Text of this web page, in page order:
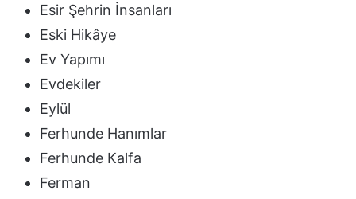
Esir Şehrin İnsanları
Eski Hikâye
Ev Yapımı
Evdekiler
Eylül
Ferhunde Hanımlar
Ferhunde Kalfa
Ferman